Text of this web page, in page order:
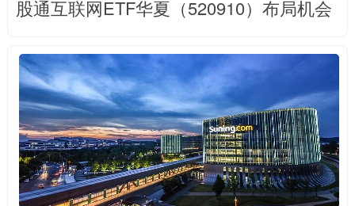
股通互联网ETF华夏（520910）布局机会